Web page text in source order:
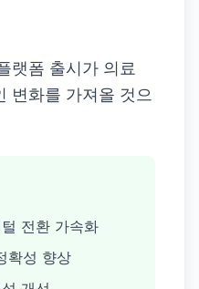
랫폼 출시가 의료
변화를 가져올 것으
전환 가속화
확성 향상